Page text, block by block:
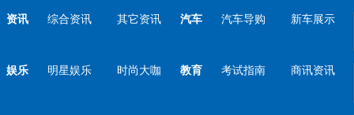
资讯 综合资讯 其它资讯 汽车 汽车导购 新车展示
娱乐 明星娱乐 时尚大咖 教育 考试指南 商讯资讯